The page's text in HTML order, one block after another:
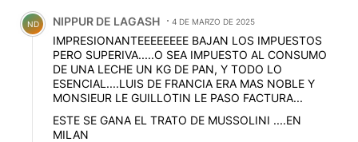
Comentario de NIPPUR DE LAGASH.
ND NIPPUR DE LAGASH 4 DE MARZO DE 2025
IMPRESIONANTEEEEEEEE BAJAN LOS IMPUESTOS
PERO SUPERIVA.....O SEA IMPUESTO AL CONSUMO
DE UNA LECHE UN KG DE PAN, Y TODO LO
ESENCIAL....LUIS DE FRANCIA ERA MAS NOBLE Y
MONSIEUR LE GUILLOTIN LE PASO FACTURA...
ESTE SE GANA EL TRATO DE MUSSOLINI ....EN
MILAN